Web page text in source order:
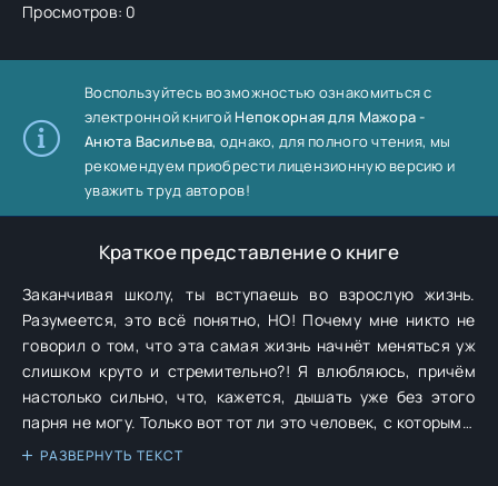
Просмотров: 0
Воспользуйтесь возможностью ознакомиться с
электронной книгой Непокорная для Мажора -
Анюта Васильева, однако, для полного чтения, мы
рекомендуем приобрести лицензионную версию и
уважить труд авторов!
Краткое представление о книге
Заканчивая школу, ты вступаешь во взрослую жизнь.
Разумеется, это всё понятно, НО! Почему мне никто не
говорил о том, что эта самая жизнь начнёт меняться уж
слишком круто и стремительно?! Я влюбляюсь, причём
настолько сильно, что, кажется, дышать уже без этого
парня не могу. Только вот тот ли это человек, с которым я
должна быть? Грубый, самовлюблённый эгоист! И опять не
РАЗВЕРНУТЬ ТЕКСТ